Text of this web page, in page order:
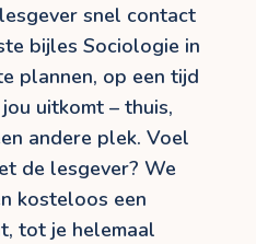
snel contact
bijles Sociologie in
plannen, op een tijd
uitkomt – thuis,
andere plek. Voel
de lesgever? We
kosteloos een
tot je helemaal